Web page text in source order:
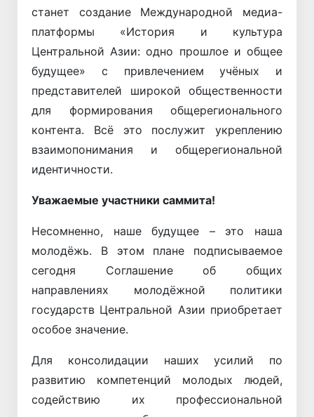
станет создание Международной медиа-
платформы «История и культура
Центральной Азии: одно прошлое и общее
будущее» с привлечением учёных и
представителей широкой общественности
для формирования общерегионального
контента. Всё это послужит укреплению
взаимопонимания и общерегиональной
идентичности.
Уважаемые участники саммита!
Несомненно, наше будущее – это наша
молодёжь. В этом плане подписываемое
сегодня Соглашение об общих
направлениях молодёжной политики
государств Центральной Азии приобретает
особое значение.
Для консолидации наших усилий по
развитию компетенций молодых людей,
содействию их профессиональной